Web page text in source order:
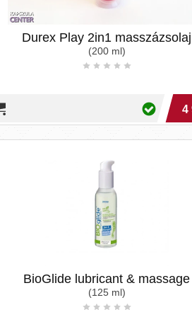
sikamlós és kiváló kenőanyag.
összetevőkből állnak, ezért a
Durex Play 2in1 masszázsolaj
(200 ml)
4
BioGlide lubricant & massage
(125 ml)